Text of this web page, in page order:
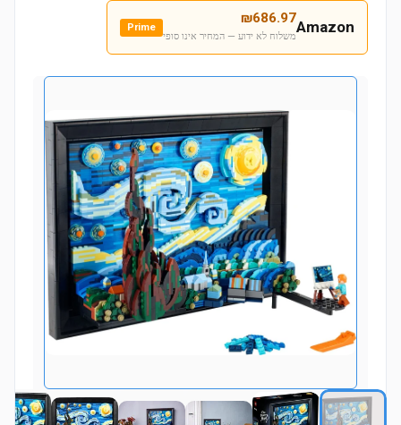
Amazon
₪686.97
משלוח לא ידוע — המחיר אינו סופי
Prime